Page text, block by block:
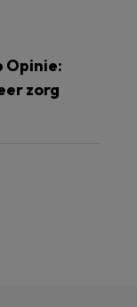
Opinie:
zorg